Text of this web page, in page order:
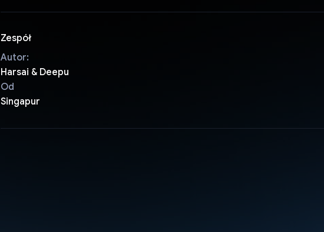
Zespół
Autor:
Harsai & Deepu
Od
Singapur